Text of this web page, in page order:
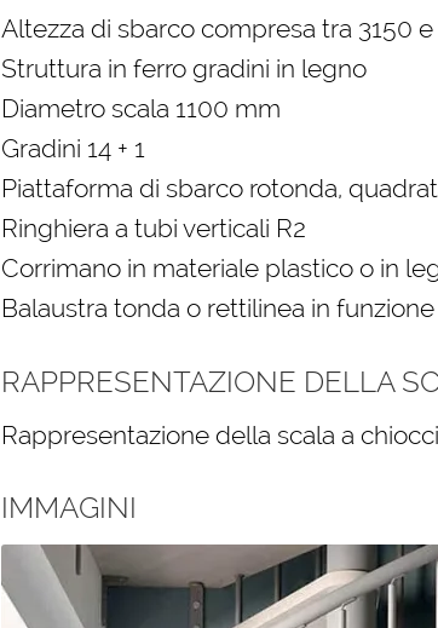
Altezza di sbarco compresa tra 3150
Struttura in ferro gradini in legno
Diametro scala 1100 mm
Gradini 14 + 1
Piattaforma di sbarco rotonda,
Ringhiera a tubi verticali R2
Corrimano in materiale plastico o in
Balaustra tonda o rettilinea in
RAPPRESENTAZIONE DELLA
Rappresentazione della scala a
IMMAGINI